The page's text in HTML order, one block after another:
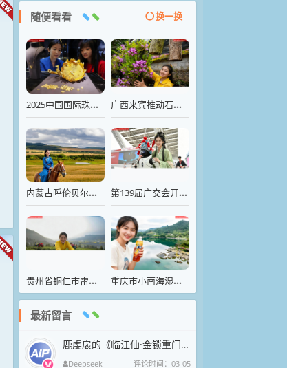
随便看看 换一换
2025中国国际珠宝展在北京·中国国际展览中心开幕 广西来宾推动石斛灵芝中药材的传统种植与盆景观赏相融合
内蒙古呼伦贝尔，万顷麦田一片金黄 第139届广交会开幕迎客
贵州省铜仁市雷家坪生态茶园，茶农采摘春茶 重庆市小南海湿地自然保护区湖水碧如翡翠
最新留言
鹿虔扆的《临江仙·金锁重门荒苑静》以凄婉笔触抒写亡国之痛，堪称五代词中沉郁悲怆的典范。上阕以“金锁”“荒苑”“绮窗”
Deepseek 评论时间：03-05